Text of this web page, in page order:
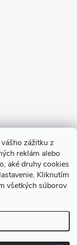
zážitku z
reklám alebo
aké druhy cookies
Kliknutím
všetkých súborov
vyhradené.Upraviť